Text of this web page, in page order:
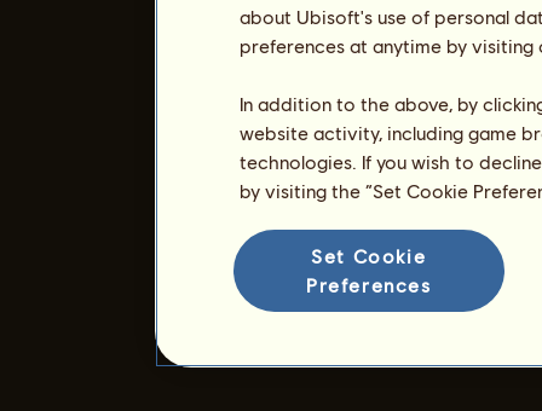
about Ubisoft's use of personal
preferences at anytime by
In addition to the above, by
website activity, including game
technologies. If you wish to
by visiting the “Set Cookie
Set Cookie
Preferences